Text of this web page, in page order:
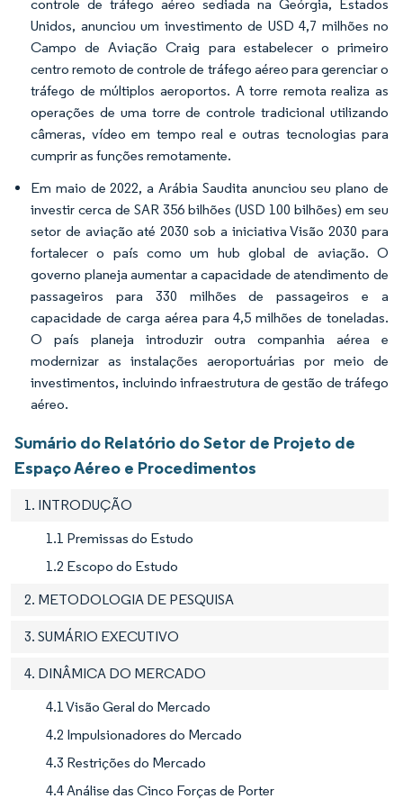
controle de tráfego aéreo sediada na Geórgia, Estados
Unidos, anunciou um investimento de USD 4,7 milhões no
Campo de Aviação Craig para estabelecer o primeiro
centro remoto de controle de tráfego aéreo para gerenciar o
tráfego de múltiplos aeroportos. A torre remota realiza as
operações de uma torre de controle tradicional utilizando
câmeras, vídeo em tempo real e outras tecnologias para
cumprir as funções remotamente.
Em maio de 2022, a Arábia Saudita anunciou seu plano de
investir cerca de SAR 356 bilhões (USD 100 bilhões) em seu
setor de aviação até 2030 sob a iniciativa Visão 2030 para
fortalecer o país como um hub global de aviação. O
governo planeja aumentar a capacidade de atendimento de
passageiros para 330 milhões de passageiros e a
capacidade de carga aérea para 4,5 milhões de toneladas.
O país planeja introduzir outra companhia aérea e
modernizar as instalações aeroportuárias por meio de
investimentos, incluindo infraestrutura de gestão de tráfego
aéreo.
Sumário do Relatório do Setor de Projeto de
Espaço Aéreo e Procedimentos
1. INTRODUÇÃO
1.1 Premissas do Estudo
1.2 Escopo do Estudo
2. METODOLOGIA DE PESQUISA
3. SUMÁRIO EXECUTIVO
4. DINÂMICA DO MERCADO
4.1 Visão Geral do Mercado
4.2 Impulsionadores do Mercado
4.3 Restrições do Mercado
4.4 Análise das Cinco Forças de Porter